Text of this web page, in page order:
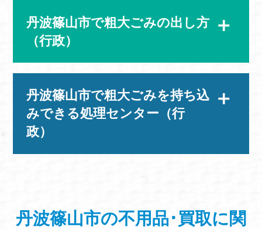
丹波篠山市で粗大ごみの出し方
（行政）
丹波篠山市で粗大ごみを持ち込
みできる処理センター（行
政）
丹波篠山市の不用品･買取に関